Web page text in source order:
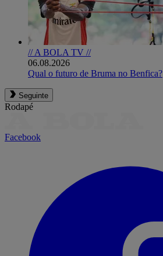
// A BOLA TV //
06.08.2026
Qual o futuro de Bruma no Benfica?
Seguinte
Rodapé
Facebook